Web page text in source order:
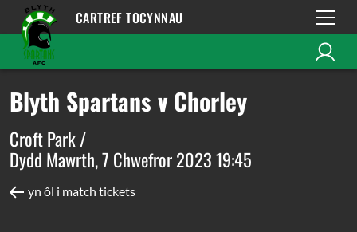
CARTREF TOCYNNAU
Blyth Spartans v Chorley
Croft Park /
Dydd Mawrth, 7 Chwefror 2023 19:45
yn ôl i match tickets